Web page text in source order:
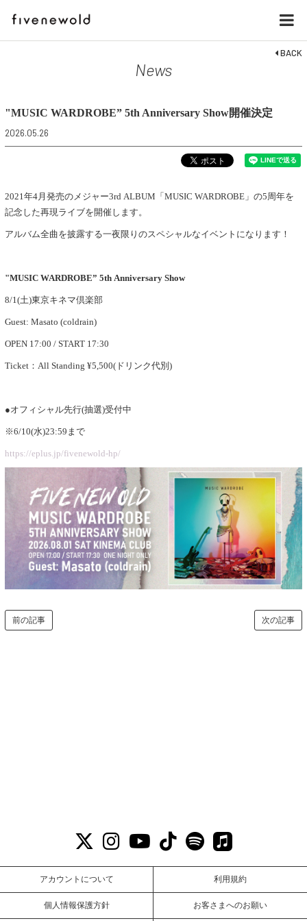
News
BACK
"MUSIC WARDROBE” 5th Anniversary Show開催決定
2026.05.26
2021年4月発売のメジャー3rd ALBUM「MUSIC WARDROBE」の5周年を
記念した再現ライブを開催します。
アルバム全曲を披露する一夜限りのスペシャルなイベントになります！
"MUSIC WARDROBE” 5th Anniversary Show
8/1(土)東京キネマ倶楽部
Guest: Masato (coldrain)
OPEN 17:00 / START 17:30
Ticket：All Standing ¥5,500(ドリンク代別)
●オフィシャル先行(抽選)受付中
※6/10(水)23:59まで
https://eplus.jp/fivenewold-hp/
次の記事
前の記事
アカウントについて 利用規約
個人情報保護方針 お客さまへのお願い